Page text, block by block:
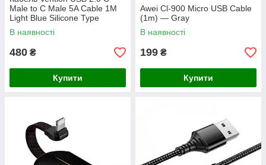
Male to C Male 5A Cable 1M
Light Blue Silicone Type
(TAWSF)
В наявності
480 ₴
Купити
Awei Cl-900 Micro USB Cable
(1m) — Gray
В наявності
199 ₴
Купити